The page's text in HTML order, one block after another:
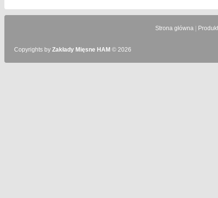
Strona główna
Copyrights by Zakłady Mięsne HAM © 2026